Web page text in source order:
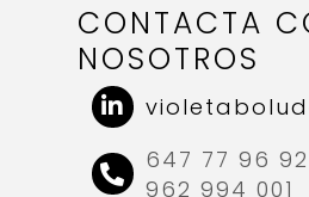
CONTACTA
NOSOTROS
647 77 96 92
962 994 001